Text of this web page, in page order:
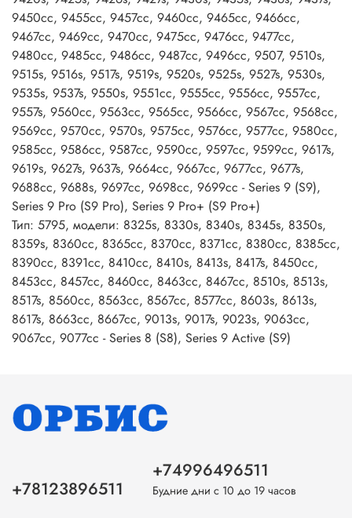
9450cc, 9455cc, 9457cc, 9460cc, 9465cc, 9466cc,
9467cc, 9469cc, 9470cc, 9475cc, 9476cc, 9477cc,
9480cc, 9485cc, 9486cc, 9487cc, 9496cc, 9507, 9510s,
9515s, 9516s, 9517s, 9519s, 9520s, 9525s, 9527s, 9530s,
9535s, 9537s, 9550s, 9551cc, 9555cc, 9556cc, 9557cc,
9557s, 9560cc, 9563cc, 9565cc, 9566cc, 9567cc, 9568cc,
9569cc, 9570cc, 9570s, 9575cc, 9576cc, 9577cc, 9580cc,
9585cc, 9586cc, 9587cc, 9590cc, 9597cc, 9599cc, 9617s,
9619s, 9627s, 9637s, 9664cc, 9667cc, 9677cc, 9677s,
9688cc, 9688s, 9697cc, 9698cc, 9699cc - Series 9 (S9),
Series 9 Pro (S9 Pro), Series 9 Pro+ (S9 Pro+)
Тип: 5795, модели: 8325s, 8330s, 8340s, 8345s, 8350s,
8359s, 8360cc, 8365cc, 8370cc, 8371cc, 8380cc, 8385cc,
8390cc, 8391cc, 8410cc, 8410s, 8413s, 8417s, 8450cc,
8453cc, 8457cc, 8460cc, 8463cc, 8467cc, 8510s, 8513s,
8517s, 8560cc, 8563cc, 8567cc, 8577cc, 8603s, 8613s,
8617s, 8663cc, 8667cc, 9013s, 9017s, 9023s, 9063cc,
9067cc, 9077cc - Series 8 (S8), Series 9 Active (S9)
+78123896511
+74996496511
Будние дни с 10 до 19 часов